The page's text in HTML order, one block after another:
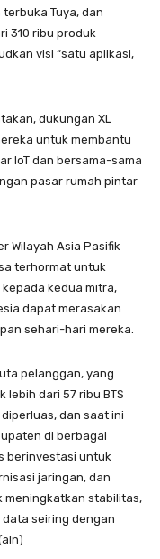
Tuya, dan
310 ribu produk
visi “satu aplikasi,
dukungan XL
untuk membantu
IoT dan bersama-sama
pasar rumah pintar
Wilayah Asia Pasifik
terhormat untuk
kedua mitra,
dapat merasakan
sehari-hari mereka.
pelanggan, yang
lebih dari 57 ribu BTS
diperluas, dan saat ini
di berbagai
berinvestasi untuk
jaringan, dan
meningkatkan stabilitas,
seiring dengan